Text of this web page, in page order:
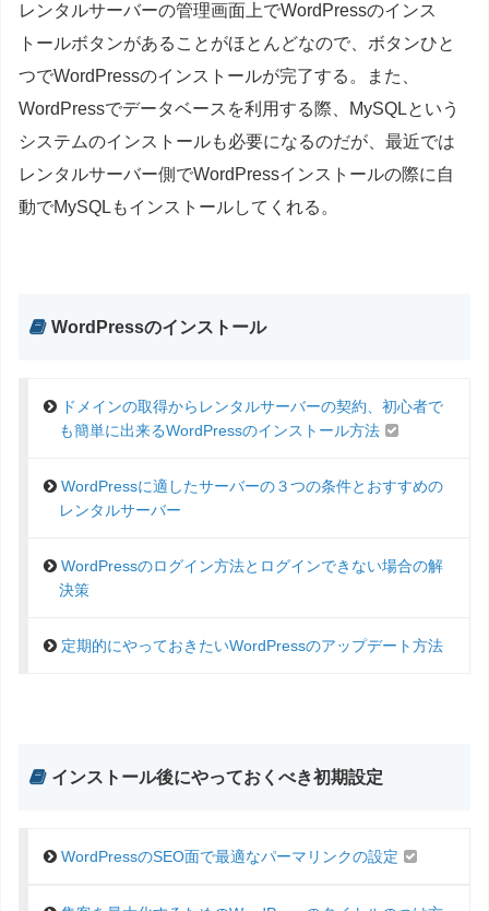
レンタルサーバーの管理画面上でWordPressのインス
トールボタンがあることがほとんどなので、ボタンひと
つでWordPressのインストールが完了する。また、
WordPressでデータベースを利用する際、MySQLという
システムのインストールも必要になるのだが、最近では
レンタルサーバー側でWordPressインストールの際に自
動でMySQLもインストールしてくれる。
WordPressのインストール
ドメインの取得からレンタルサーバーの契約、初心者で
も簡単に出来るWordPressのインストール方法
WordPressに適したサーバーの３つの条件とおすすめの
レンタルサーバー
WordPressのログイン方法とログインできない場合の解
決策
定期的にやっておきたいWordPressのアップデート方法
インストール後にやっておくべき初期設定
WordPressのSEO面で最適なパーマリンクの設定